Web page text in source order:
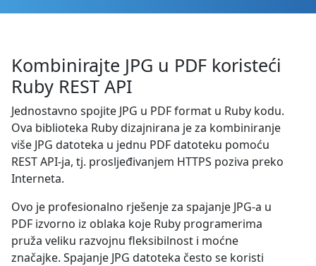
Kombinirajte JPG u PDF koristeći
Ruby REST API
Jednostavno spojite JPG u PDF format u Ruby kodu.
Ova biblioteka Ruby dizajnirana je za kombiniranje
više JPG datoteka u jednu PDF datoteku pomoću
REST API-ja, tj. prosljeđivanjem HTTPS poziva preko
Interneta.
Ovo je profesionalno rješenje za spajanje JPG-a u
PDF izvorno iz oblaka koje Ruby programerima
pruža veliku razvojnu fleksibilnost i moćne
značajke. Spajanje JPG datoteka često se koristi